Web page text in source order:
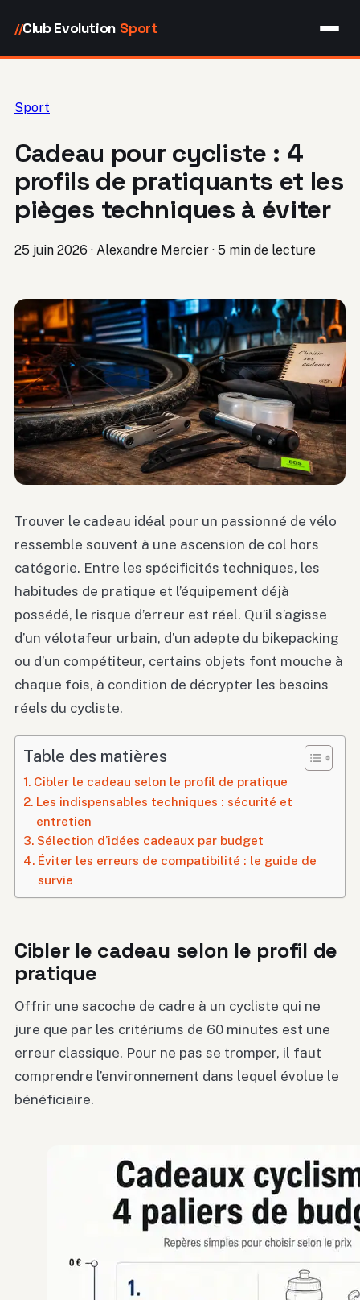
//Club Evolution Sport
Sport
Cadeau pour cycliste : 4
profils de pratiquants et les
pièges techniques à éviter
25 juin 2026 · Alexandre Mercier · 5 min de lecture
Trouver le cadeau idéal pour un passionné de vélo
ressemble souvent à une ascension de col hors
catégorie. Entre les spécificités techniques, les
habitudes de pratique et l’équipement déjà
possédé, le risque d’erreur est réel. Qu’il s’agisse
d’un vélotafeur urbain, d’un adepte du bikepacking
ou d’un compétiteur, certains objets font mouche à
chaque fois, à condition de décrypter les besoins
réels du cycliste.
Table des matières
Cibler le cadeau selon le profil de pratique
Les indispensables techniques : sécurité et
entretien
Sélection d’idées cadeaux par budget
Éviter les erreurs de compatibilité : le guide de
survie
Cibler le cadeau selon le profil de
pratique
Offrir une sacoche de cadre à un cycliste qui ne
jure que par les critériums de 60 minutes est une
erreur classique. Pour ne pas se tromper, il faut
comprendre l’environnement dans lequel évolue le
bénéficiaire.